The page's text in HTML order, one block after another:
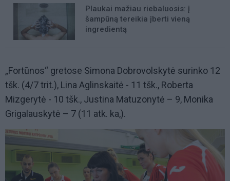
Plaukai mažiau riebaluosis: į
šampūną tereikia įberti vieną
ingredientą
„Fortūnos“ gretose Simona Dobrovolskytė surinko 12
tšk. (4/7 trit.), Lina Aglinskaitė - 11 tšk., Roberta
Mizgerytė - 10 tšk., Justina Matuzonytė – 9, Monika
Grigalauskytė – 7 (11 atk. ka,).